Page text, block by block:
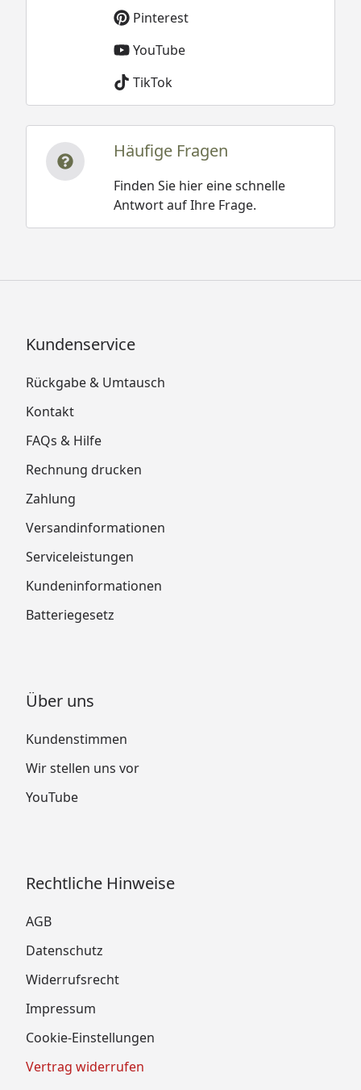
Pinterest
YouTube
TikTok
Häufige Fragen
Finden Sie hier eine schnelle
Antwort auf Ihre Frage.
Kundenservice
Rückgabe & Umtausch
Kontakt
FAQs & Hilfe
Rechnung drucken
Zahlung
Versandinformationen
Serviceleistungen
Kundeninformationen
Batteriegesetz
Über uns
Kundenstimmen
Wir stellen uns vor
YouTube
Rechtliche Hinweise
AGB
Datenschutz
Widerrufsrecht
Impressum
Cookie-Einstellungen
Vertrag widerrufen